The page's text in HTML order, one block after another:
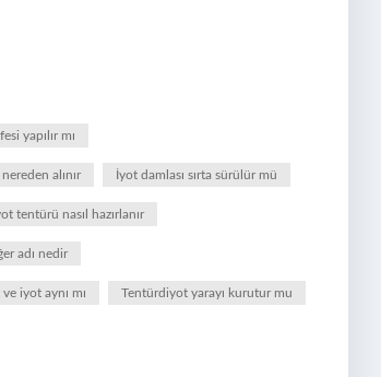
yapılır mı
alınır İyot damlası sırta sürülür mü
tentürü nasıl hazırlanır
adı nedir
iyot aynı mı Tentürdiyot yarayı kurutur mu